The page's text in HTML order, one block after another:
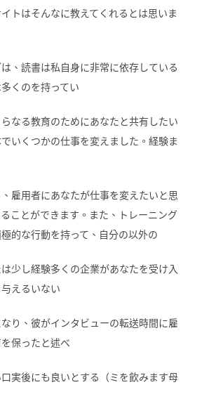
トはそんなに教えてくれるとは思いま
、読書は私自身に非常に依存している
くのを持ってい
なる教育のためにあなたと共有したい
いくつかの仕事を変えました。経験ま
雇用者にあなたが仕事を変えたいと思
ことができます。また、トレーニング
的な行動を持って、自分の以外の
少し経験多くの企業があなたを受け入
えるいない
り、彼がインタビューの転送時間に雇
保ったと述べ
実後にも良いとする（ミを飲みます母